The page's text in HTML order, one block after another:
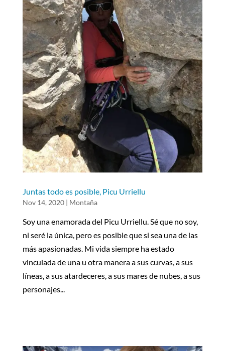
Juntas todo es posible, Picu Urriellu
Nov 14, 2020| Montaña
Soy una enamorada del Picu Urriellu. Sé que no soy,
ni seré la única, pero es posible que si sea una de las
más apasionadas. Mi vida siempre ha estado
vinculada de una u otra manera a sus curvas, a sus
líneas, a sus atardeceres, a sus mares de nubes, a sus
personajes...